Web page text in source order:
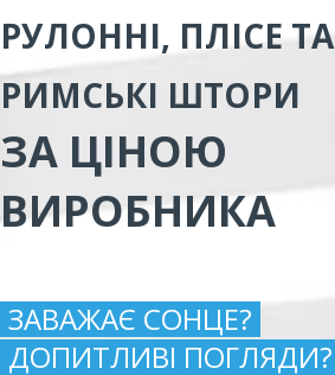
РУЛОННІ, ПЛІСЕ ТА
РИМСЬКІ ШТОРИ
ЗА ЦІНОЮ
ВИРОБНИКА
ЗАВАЖАЄ СОНЦЕ?
ДОПИТЛИВІ ПОГЛЯДИ?